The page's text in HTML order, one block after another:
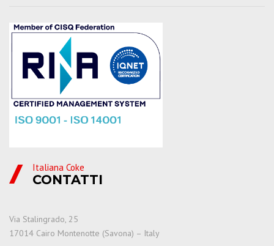
Italiana Coke
CONTATTI
Via Stalingrado, 25
17014 Cairo Montenotte (Savona) – Italy